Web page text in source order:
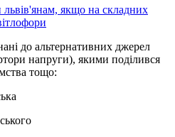
якщо на складних
до альтернативних джерел
напруги), якими поділився
тощо: